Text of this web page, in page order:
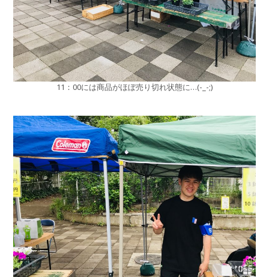
11：00には商品がほぼ売り切れ状態に…(-_-;)